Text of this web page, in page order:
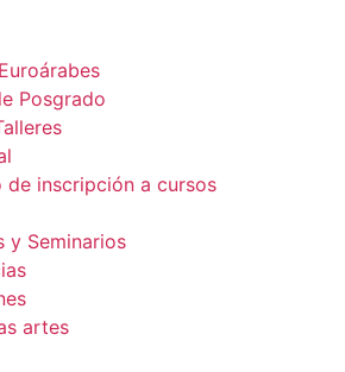
Posgrado
de inscripción a cursos
y Seminarios
artes